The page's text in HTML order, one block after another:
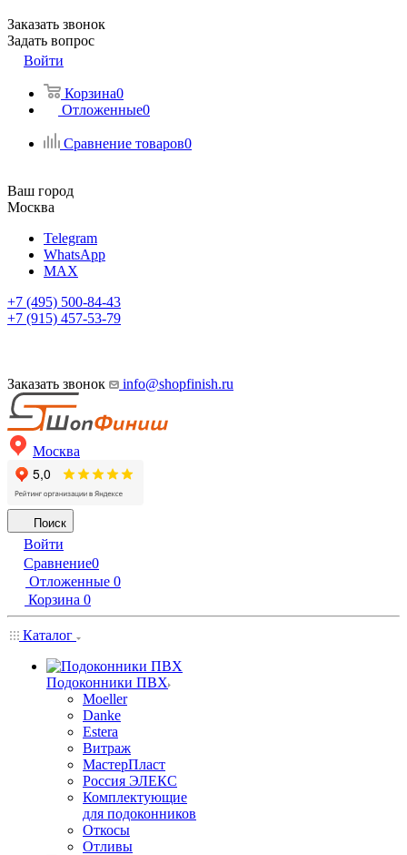
Заказать звонок
Задать вопрос
Войти
Корзина0
Отложенные0
Сравнение товаров0
Ваш город
Москва
Telegram
WhatsApp
MAX
+7 (495) 500-84-43
+7 (915) 457-53-79
Заказать звонок info@shopfinish.ru
Москва
Поиск
Войти
Сравнение0
Отложенные 0
Корзина 0
Каталог
Подоконники ПВХ
Moeller
Danke
Estera
Витраж
МастерПласт
Россия ЭЛЕКС
Комплектующие
для подоконников
Откосы
Отливы